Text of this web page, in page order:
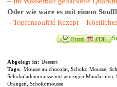
Oder wie wäre es mit einem
– Topfensoufflé Rezept –
Abgelegt in: Dessert
Tags: Mousse au chocolat, Schoko Mousse,
Schokoladenmousse mit würzigen Mandarinen
Orangen Schokomousse